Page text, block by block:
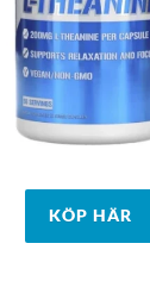
KÖP HÄR